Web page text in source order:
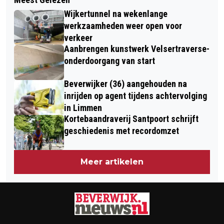
BREESTRAAT WEL EEN
WINKELSTRAAT?
SPORT- EN BEWEEGLEIDER ‘FITTE
SENIOR’ BIJ NOVA COLLEGE CIOS
Wijkertunnel na wekenlange
werkzaamheden weer open voor
verkeer
Aanbrengen kunstwerk Velsertraverse-
onderdoorgang van start
Beverwijker (36) aangehouden na
inrijden op agent tijdens achtervolging
in Limmen
Kortebaandraverij Santpoort schrijft
geschiedenis met recordomzet
Meer artikelen